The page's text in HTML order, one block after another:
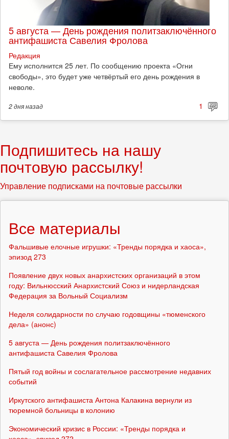
5 августа — День рождения политзаключённого
антифашиста Савелия Фролова
Редакция
Ему исполнится 25 лет. По сообщению проекта «Огни
свободы», это будет уже четвёртый его день рождения в
неволе.
2 дняназад 1
Подпишитесь на нашу
почтовую рассылку!
Управление подписками на почтовые рассылки
Все материалы
Фальшивые елочные игрушки: «Тренды порядка и хаоса»,
эпизод 273
Появление двух новых анархистских организаций в этом
году: Вильнюсский Анархистский Союз и нидерландская
Федерация за Вольный Социализм
Неделя солидарности по случаю годовщины «тюменского
дела» (анонс)
5 августа — День рождения политзаключённого
антифашиста Савелия Фролова
Пятый год войны и сослагательное рассмотрение недавних
событий
Иркутского антифашиста Антона Калакина вернули из
тюремной больницы в колонию
Экономический кризис в России: «Тренды порядка и